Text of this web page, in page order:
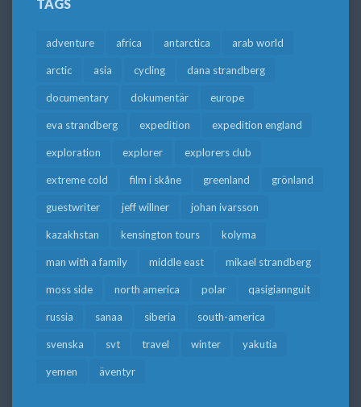
TAGS
adventure africa antarctica arab world
arctic asia cycling dana strandberg
documentary dokumentär europe
eva strandberg expedition expedition england
exploration explorer explorers club
extreme cold film i skåne greenland grönland
guestwriter jeff willner johan ivarsson
kazakhstan kensington tours kolyma
man with a family middle east mikael strandberg
moss side north america polar qasigiannguit
russia sanaa siberia south-america
svenska svt travel winter yakutia
yemen äventyr